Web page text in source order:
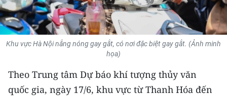
KHOA HỌC - CÔNG NGHỆ
MÔI TRƯỜNG
KIỂM CHỨNG THÔNG TIN
Khu vực Hà Nội nắng nóng gay gắt, có nơi đặc biệt gay gắt. (Ảnh minh
họa)
Theo Trung tâm Dự báo khí tượng thủy văn
quốc gia, ngày 17/6, khu vực từ Thanh Hóa đến